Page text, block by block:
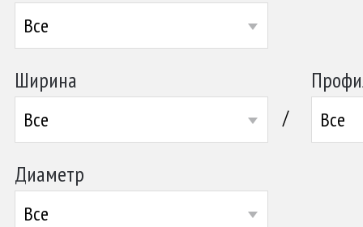
Все
Ширина
Все / Все
Диаметр
Все